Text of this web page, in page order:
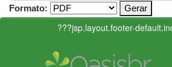
Formato:
???jsp.layout.footer-